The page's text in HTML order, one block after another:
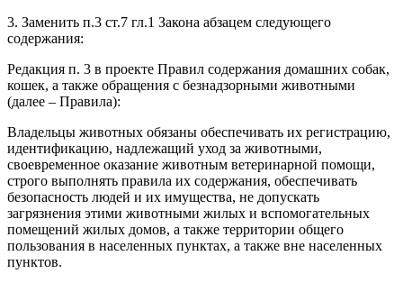
3. Заменить п.3 ст.7 гл.1 Закона абзацем следующего
содержания:
Редакция п. 3 в проекте Правил содержания домашних собак,
кошек, а также обращения с безнадзорными животными
(далее – Правила):
Владельцы животных обязаны обеспечивать их регистрацию,
идентификацию, надлежащий уход за животными,
своевременное оказание животным ветеринарной помощи,
строго выполнять правила их содержания, обеспечивать
безопасность людей и их имущества, не допускать
загрязнения этими животными жилых и вспомогательных
помещений жилых домов, а также территории общего
пользования в населенных пунктах, а также вне населенных
пунктов.